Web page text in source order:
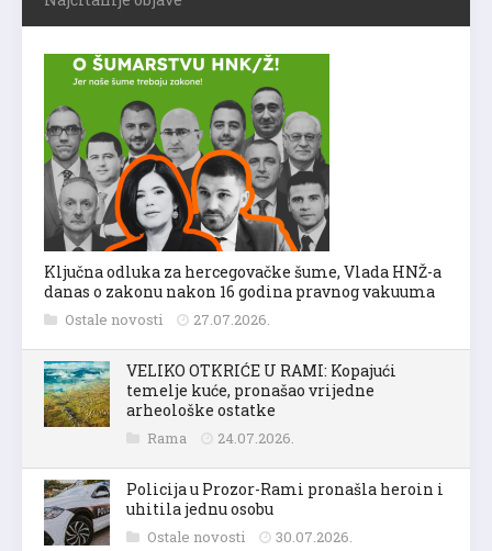
Ključna odluka za hercegovačke šume, Vlada HNŽ-a
danas o zakonu nakon 16 godina pravnog vakuuma
Ostale novosti 27.07.2026.
VELIKO OTKRIĆE U RAMI: Kopajući
temelje kuće, pronašao vrijedne
arheološke ostatke
Rama 24.07.2026.
Policija u Prozor-Rami pronašla heroin i
uhitila jednu osobu
Ostale novosti 30.07.2026.